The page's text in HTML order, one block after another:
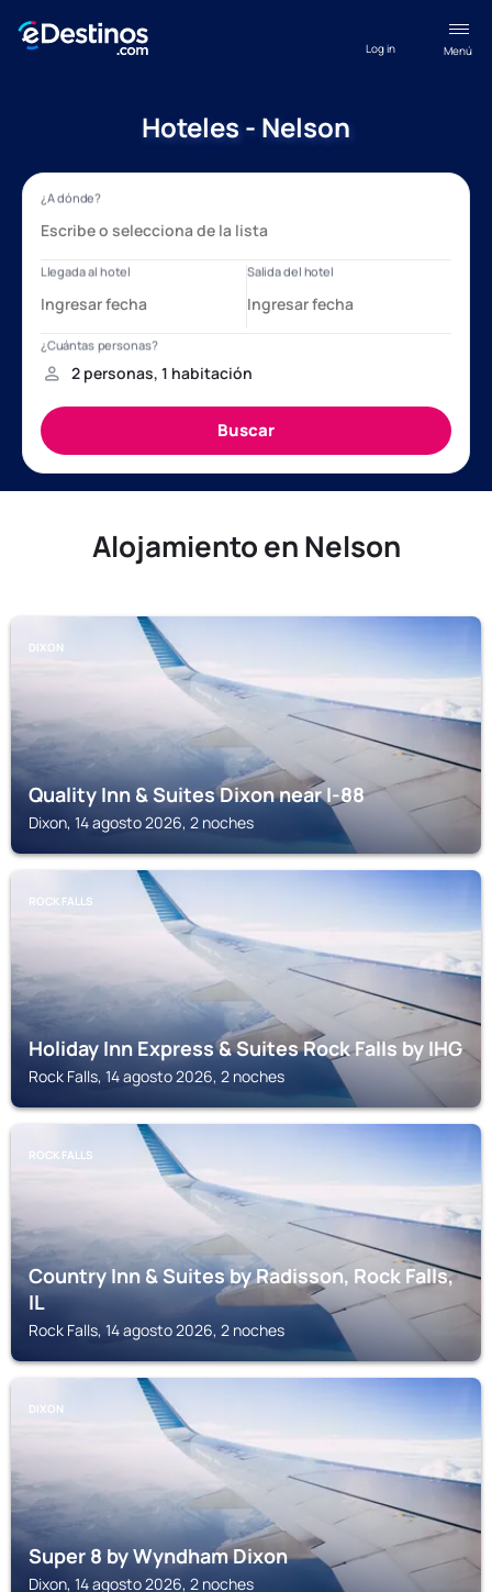
Menú
Log in
Hoteles - Nelson
Alojamiento en Nelson
DIXON
Quality Inn & Suites Dixon near I-88
Dixon, 14 agosto 2026, 2 noches
ROCK FALLS
Holiday Inn Express & Suites Rock Falls by IHG
Rock Falls, 14 agosto 2026, 2 noches
ROCK FALLS
Country Inn & Suites by Radisson, Rock Falls,
IL
Rock Falls, 14 agosto 2026, 2 noches
DIXON
Super 8 by Wyndham Dixon
Dixon, 14 agosto 2026, 2 noches